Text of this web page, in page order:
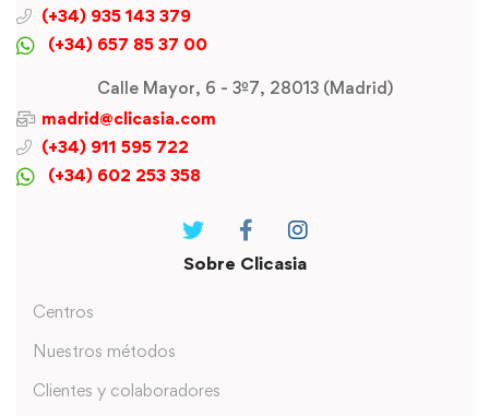
(+34) 935 143 379
(+34) 657 85 37 00
Calle Mayor, 6 - 3º7, 28013 (Madrid)
madrid@clicasia.com
(+34) 911 595 722
(+34) 602 253 358
Sobre Clicasia
Centros
Nuestros métodos
Clientes y colaboradores